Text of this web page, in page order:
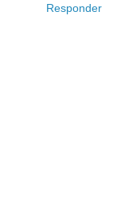
Responder